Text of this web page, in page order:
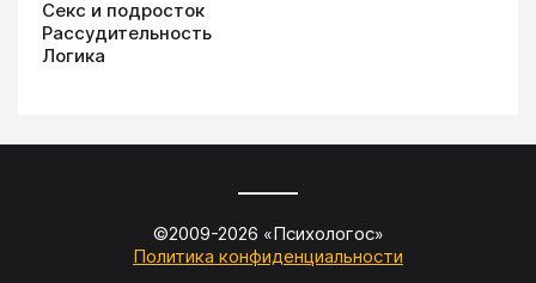
Секс и подросток
Рассудительность
Логика
©2009-2026 «Психологос»
Политика конфиденциальности